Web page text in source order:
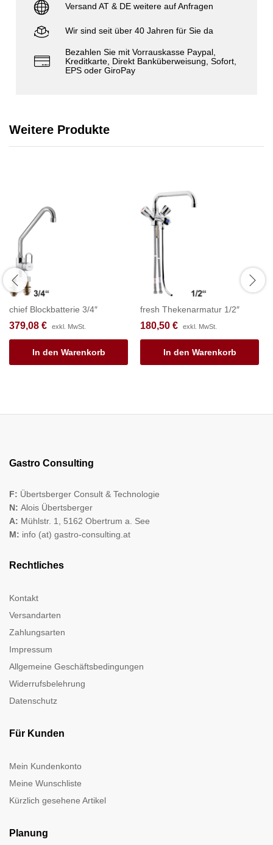
Versand AT & DE weitere auf Anfragen
Wir sind seit über 40 Jahren für Sie da
Bezahlen Sie mit Vorrauskasse Paypal,
Kreditkarte, Direkt Banküberweisung, Sofort,
EPS oder GiroPay
Weitere Produkte
chief Blockbatterie 3/4″
379,08 € exkl. MwSt.
In den Warenkorb
fresh Thekenarmatur 1/2″
180,50 € exkl. MwSt.
In den Warenkorb
Gastro Consulting
F: Übertsberger Consult & Technologie
N: Alois Übertsberger
A: Mühlstr. 1, 5162 Obertrum a. See
M: info (at) gastro-consulting.at
Rechtliches
Kontakt
Versandarten
Zahlungsarten
Impressum
Allgemeine Geschäftsbedingungen
Widerrufsbelehrung
Datenschutz
Für Kunden
Mein Kundenkonto
Meine Wunschliste
Kürzlich gesehene Artikel
Planung